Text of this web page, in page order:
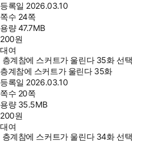
등록일 2026.03.10
쪽수 24쪽
용량47.7MB
200원
대여
층계참에 스커트가 울린다 35화 선택
층계참에 스커트가 울린다 35화
등록일 2026.03.10
쪽수 20쪽
용량 35.5MB
200원
대여
층계참에 스커트가 울린다 34화 선택